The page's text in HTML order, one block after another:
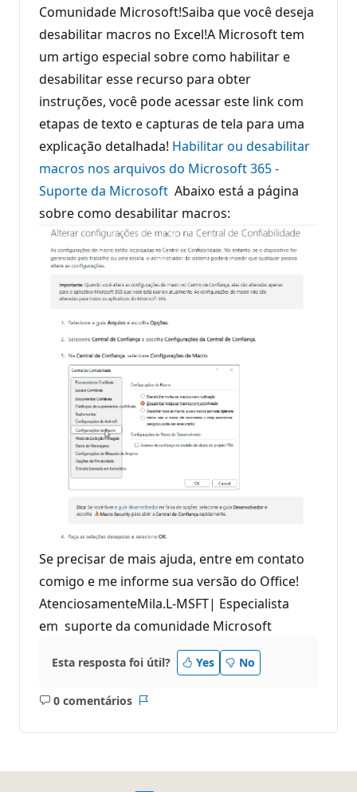
Comunidade Microsoft!Saiba que você deseja
desabilitar macros no Excel!A Microsoft tem
um artigo especial sobre como habilitar e
desabilitar esse recurso para obter
instruções, você pode acessar este link com
etapas de texto e capturas de tela para uma
explicação detalhada! Habilitar ou desabilitar
macros nos arquivos do Microsoft 365 -
Suporte da Microsoft Abaixo está a página
sobre como desabilitar macros:
Se precisar de mais ajuda, entre em contato
comigo e me informe sua versão do Office!
AtenciosamenteMila.L-MSFT| Especialista
em suporte da comunidade Microsoft
Esta resposta foi útil? Yes No
0 comentários
Sem